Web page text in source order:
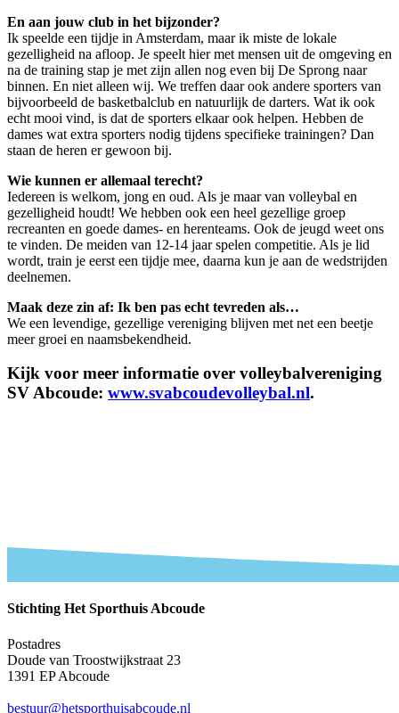
En aan jouw club in het bijzonder?
Ik speelde een tijdje in Amsterdam, maar ik miste de lokale
gezelligheid na afloop. Je speelt hier met mensen uit de omgeving en
na de training stap je met zijn allen nog even bij De Sprong naar
binnen. En niet alleen wij. We treffen daar ook andere sporters van
bijvoorbeeld de basketbalclub en natuurlijk de darters. Wat ik ook
echt mooi vind, is dat de sporters elkaar ook helpen. Hebben de
dames wat extra sporters nodig tijdens specifieke trainingen? Dan
staan de heren er gewoon bij.
Wie kunnen er allemaal terecht?
Iedereen is welkom, jong en oud. Als je maar van volleybal en
gezelligheid houdt! We hebben ook een heel gezellige groep
recreanten en goede dames- en herenteams. Ook de jeugd weet ons
te vinden. De meiden van 12-14 jaar spelen competitie. Als je lid
wordt, train je eerst een tijdje mee, daarna kun je aan de wedstrijden
deelnemen.
Maak deze zin af: Ik ben pas echt tevreden als…
We een levendige, gezellige vereniging blijven met net een beetje
meer groei en naamsbekendheid.
Kijk voor meer informatie over volleybalvereniging
SV Abcoude: www.svabcoudevolleybal.nl.
Stichting Het Sporthuis Abcoude
Postadres
Doude van Troostwijkstraat 23
1391 EP Abcoude
bestuur@hetsporthuisabcoude.nl